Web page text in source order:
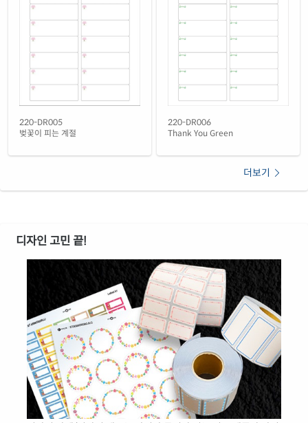
220-DR005
벚꽃이 피는 계절
220-DR006
Thank You Green
더보기
디자인 고민 끝!